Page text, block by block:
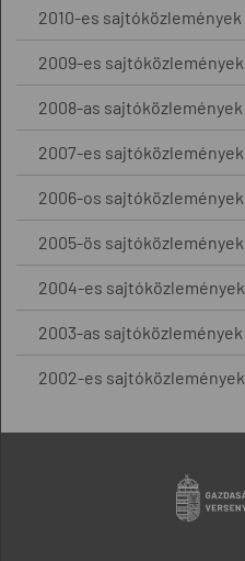
2010-es sajtóközlemények
2009-es sajtóközlemények
2008-as sajtóközlemények
2007-es sajtóközlemények
2006-os sajtóközlemények
2005-ös sajtóközlemények
2004-es sajtóközlemények
2003-as sajtóközlemények
2002-es sajtóközlemények